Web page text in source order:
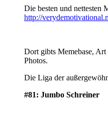
Die besten und nettesten
http://
Dort gibts Memebase,
Photos.
Die Liga der
#81: Jumbo Schreiner